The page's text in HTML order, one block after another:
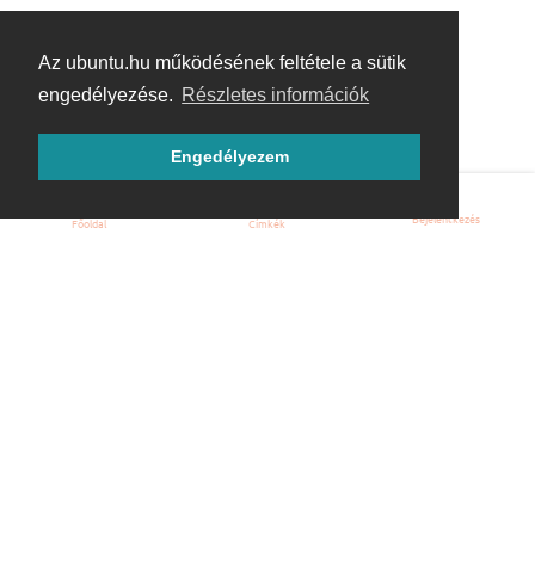
Az ubuntu.hu működésének feltétele a sütik
engedélyezése. Részletes információk
Engedélyezem
Főoldal Címkék Bejelentkezés